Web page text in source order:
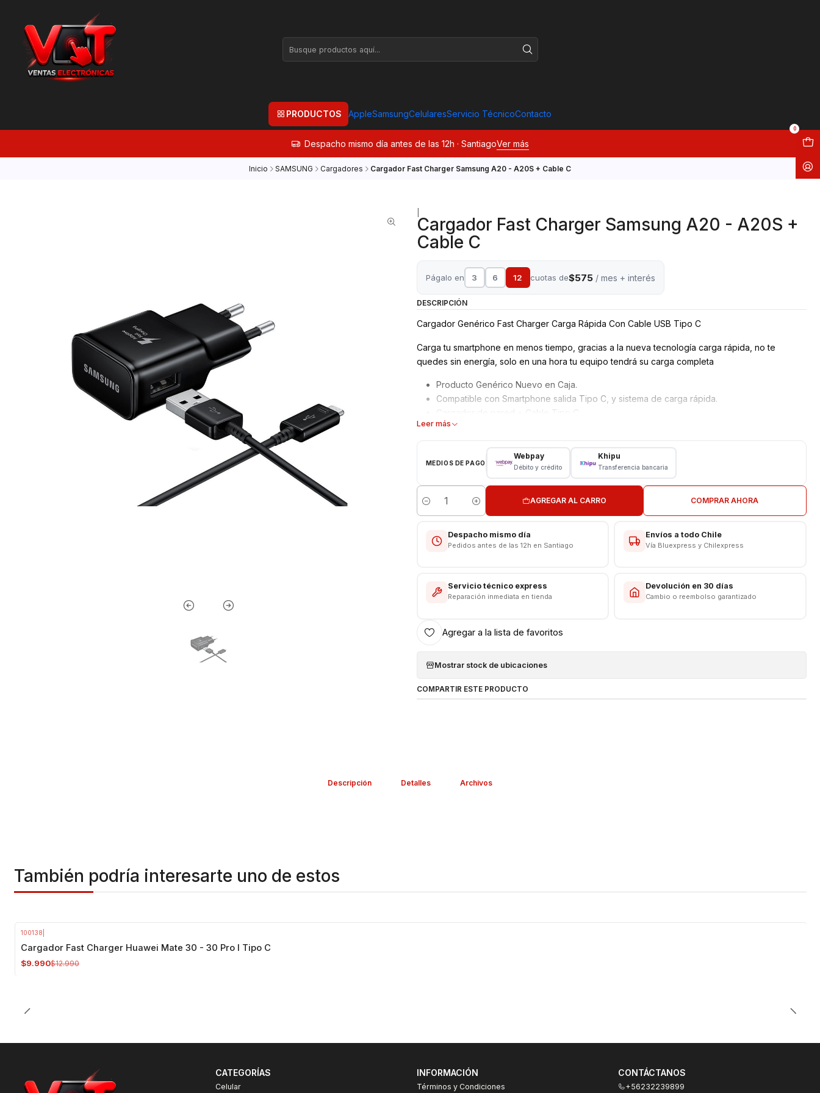
PRODUCTOS AppleSamsungCelularesServicio TécnicoContacto
0
Despacho mismo día antes de las 12h · SantiagoVer más
Inicio SAMSUNG Cargadores Cargador Fast Charger Samsung A20 - A20S + Cable C
Cargador Fast Charger Samsung A20 - A20S +
Cable C
Págalo en 3 6 12 cuotas de$575/ mes + interés
DESCRIPCIÓN
Cargador Genérico Fast Charger Carga Rápida Con Cable USB Tipo C
Carga tu smartphone en menos tiempo, gracias a la nueva tecnología carga rápida, no te
quedes sin energía, solo en una hora tu equipo tendrá su carga completa
Producto Genérico Nuevo en Caja.
Compatible con Smartphone salida Tipo C, y sistema de carga rápida.
Cargador de pared + Cable Tipo C
Garantía 3 meses
Características
Adaptative Fast Charging Genérico
Modelo: EP-TA200
Entrada: 100 – 240 volt - 50 -60 Hz 0,5A
Carga normal: 5 volt – 2.0 amperes
Carga rápida : 9 volt – 1.67 Amperes - 15W
Longitud cable: 1 metro
Leer más
MEDIOS DE PAGO
Webpay
Débito y crédito
Khipu
Transferencia bancaria
Cantidad
AGREGAR AL CARRO COMPRAR AHORA
Despacho mismo día
Pedidos antes de las 12h en Santiago
Envíos a todo Chile
Vía Bluexpress y Chilexpress
Servicio técnico express
Reparación inmediata en tienda
Devolución en 30 días
Cambio o reembolso garantizado
Agregar a la lista de favoritos
Mostrar stock de ubicaciones
COMPARTIR ESTE PRODUCTO
Descripción Detalles Archivos
También podría interesarte uno de estos
100138
Cargador Fast Charger Huawei Mate 30 - 30 Pro I Tipo C
$9.990$12.990
CATEGORÍAS
Celular
INFORMACIÓN
Términos y Condiciones
CONTÁCTANOS
+56232239899